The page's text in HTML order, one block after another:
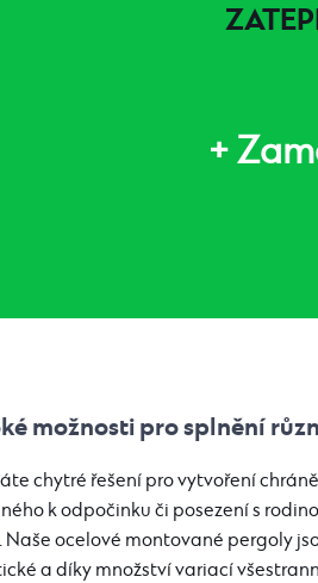
+
možnosti pro splnění
chytré řešení pro vytvoření
k odpočinku či posezení s
Naše ocelové montované pergoly
a díky množství variací